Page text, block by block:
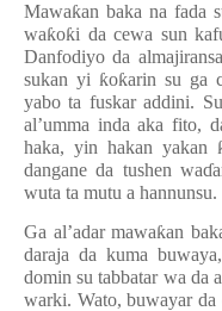
Mawaƙan baka na fada
waƙoƙi da cewa sun
Danfodiyo da
sukan yi ƙoƙarin su ga
yabo ta fuskar addini.
al’umma inda aka fito,
haka, yin hakan yakan
dangane da tushen waɗ
wuta ta mutu a hannunsu.
Ga al’adar mawaƙan
daraja da kuma
domin su tabbatar wa da
warki. Wato, buwayar da